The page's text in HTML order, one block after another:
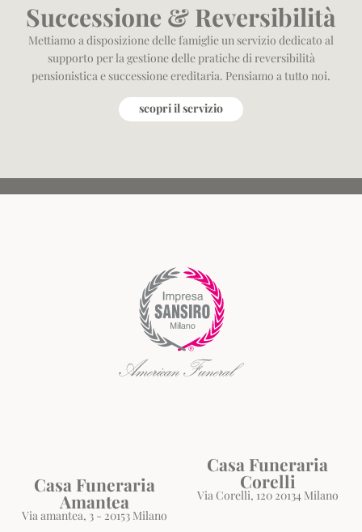
Successione & Reversibilità
Mettiamo a disposizione delle famiglie un servizio dedicato al
supporto per la gestione delle pratiche di reversibilità
pensionistica e successione ereditaria. Pensiamo a tutto noi.
scopri il servizio
Casa Funeraria
Amantea
Via amantea, 3 - 20153 Milano
Casa Funeraria
Corelli
Via Corelli, 120 20134 Milano